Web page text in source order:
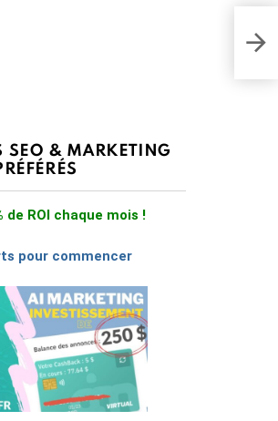
SEO & MARKETING
de ROI chaque mois !
pour commencer